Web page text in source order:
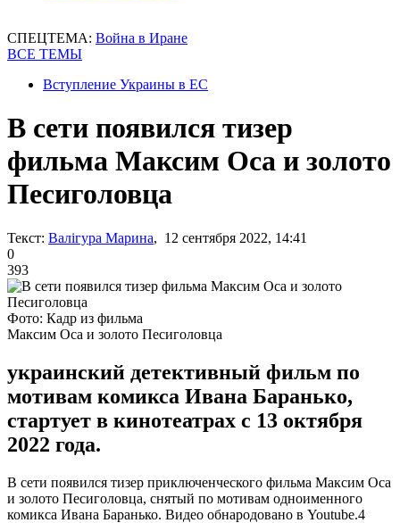
СПЕЦТЕМА: Война в Иране
ВСЕ ТЕМЫ
Вступление Украины в ЕС
В сети появился тизер
фильма Максим Оса и золото
Песиголовца
Текст: Валігура Марина, 12 сентября 2022, 14:41
0
393
Фото: Кадр из фильма
Максим Оса и золото Песиголовца
украинский детективный фильм по
мотивам комикса Ивана Баранько,
стартует в кинотеатрах с 13 октября
2022 года.
В сети появился тизер приключенческого фильма Максим Оса
и золото Песиголовца, снятый по мотивам одноименного
комикса Ивана Баранько. Видео обнародовано в Youtube.4